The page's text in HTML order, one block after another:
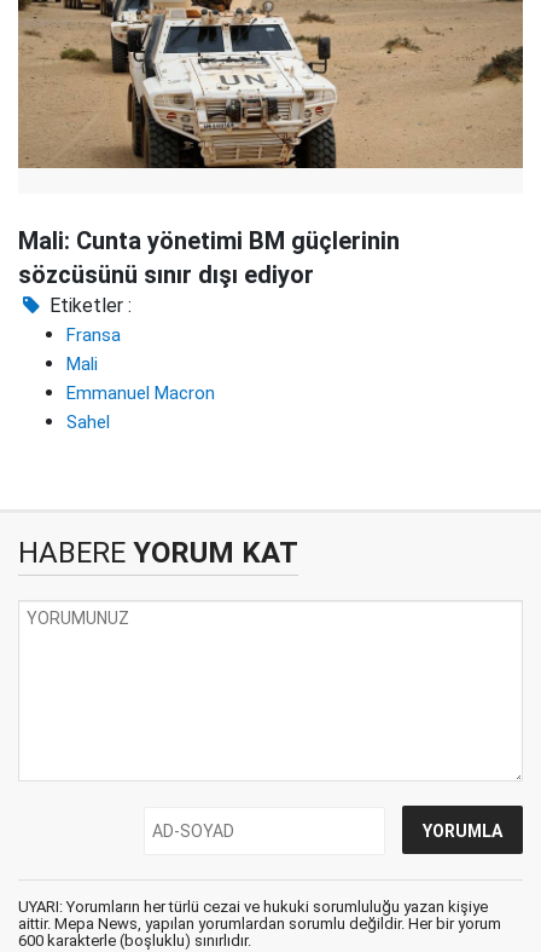
Mali: Cunta yönetimi BM güçlerinin
sözcüsünü sınır dışı ediyor
Etiketler :
Fransa
Mali
Emmanuel Macron
Sahel
HABERE YORUM KAT
UYARI: Yorumların her türlü cezai ve hukuki sorumluluğu yazan kişiye
aittir. Mepa News, yapılan yorumlardan sorumlu değildir. Her bir yorum
600 karakterle (boşluklu) sınırlıdır.